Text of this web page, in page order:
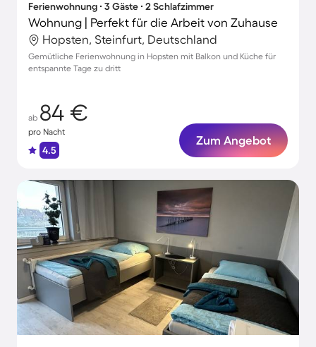
Ferienwohnung ∙ 3 Gäste ∙ 2 Schlafzimmer
Wohnung | Perfekt für die Arbeit von Zuhause
Hopsten, Steinfurt, Deutschland
Gemütliche Ferienwohnung in Hopsten mit Balkon und Küche für
entspannte Tage zu dritt
ab 84 €
pro Nacht
4.5
Zum Angebot